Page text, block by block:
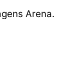
Arena.